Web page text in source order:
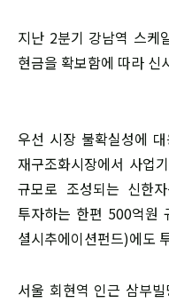
지난 2분기 강남역 스케
현금을 확보함에 따라 신
우선 시장 불확실성에
재구조화시장에서 사업
규모로 조성되는 신한
투자하는 한편 500억원
셜시추에이션펀드)에도
서울 회현역 인근 삼부